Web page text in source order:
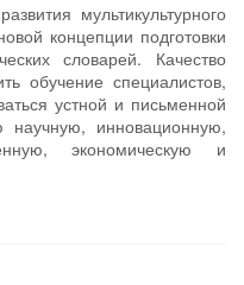
мультикультурного
концепции подготовки
словарей. Качество
обучение специалистов,
устной и письменной
научную, инновационную,
экономическую и